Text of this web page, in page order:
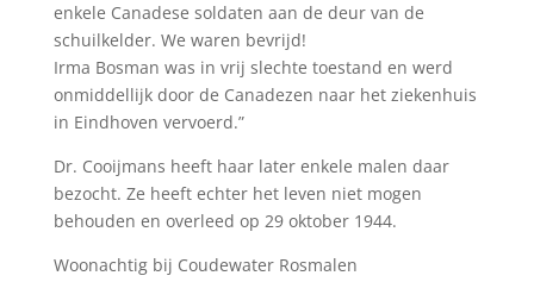
enkele Canadese soldaten aan de deur van de
schuilkelder. We waren bevrijd!
Irma Bosman was in vrij slechte toestand en werd
onmiddellijk door de Canadezen naar het ziekenhuis
in Eindhoven vervoerd.”
Dr. Cooijmans heeft haar later enkele malen daar
bezocht. Ze heeft echter het leven niet mogen
behouden en overleed op 29 oktober 1944.
Woonachtig bij Coudewater Rosmalen